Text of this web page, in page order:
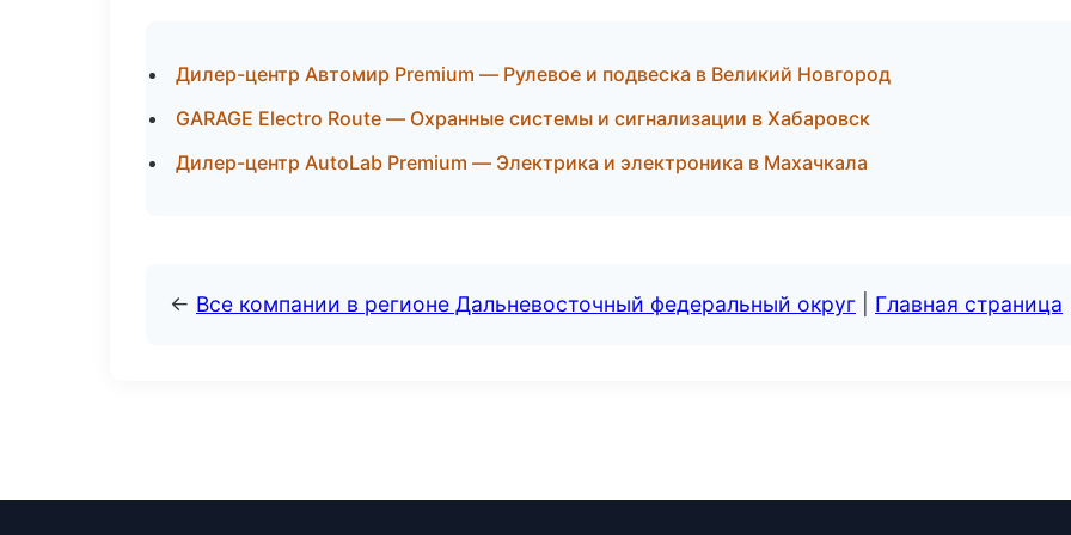
Дилер-центр Автомир Premium — Рулевое и подвеска в Великий Новгород
GARAGE Electro Route — Охранные системы и сигнализации в Хабаровск
Дилер-центр AutoLab Premium — Электрика и электроника в Махачкала
← Все компании в регионе Дальневосточный федеральный округ Главная страница